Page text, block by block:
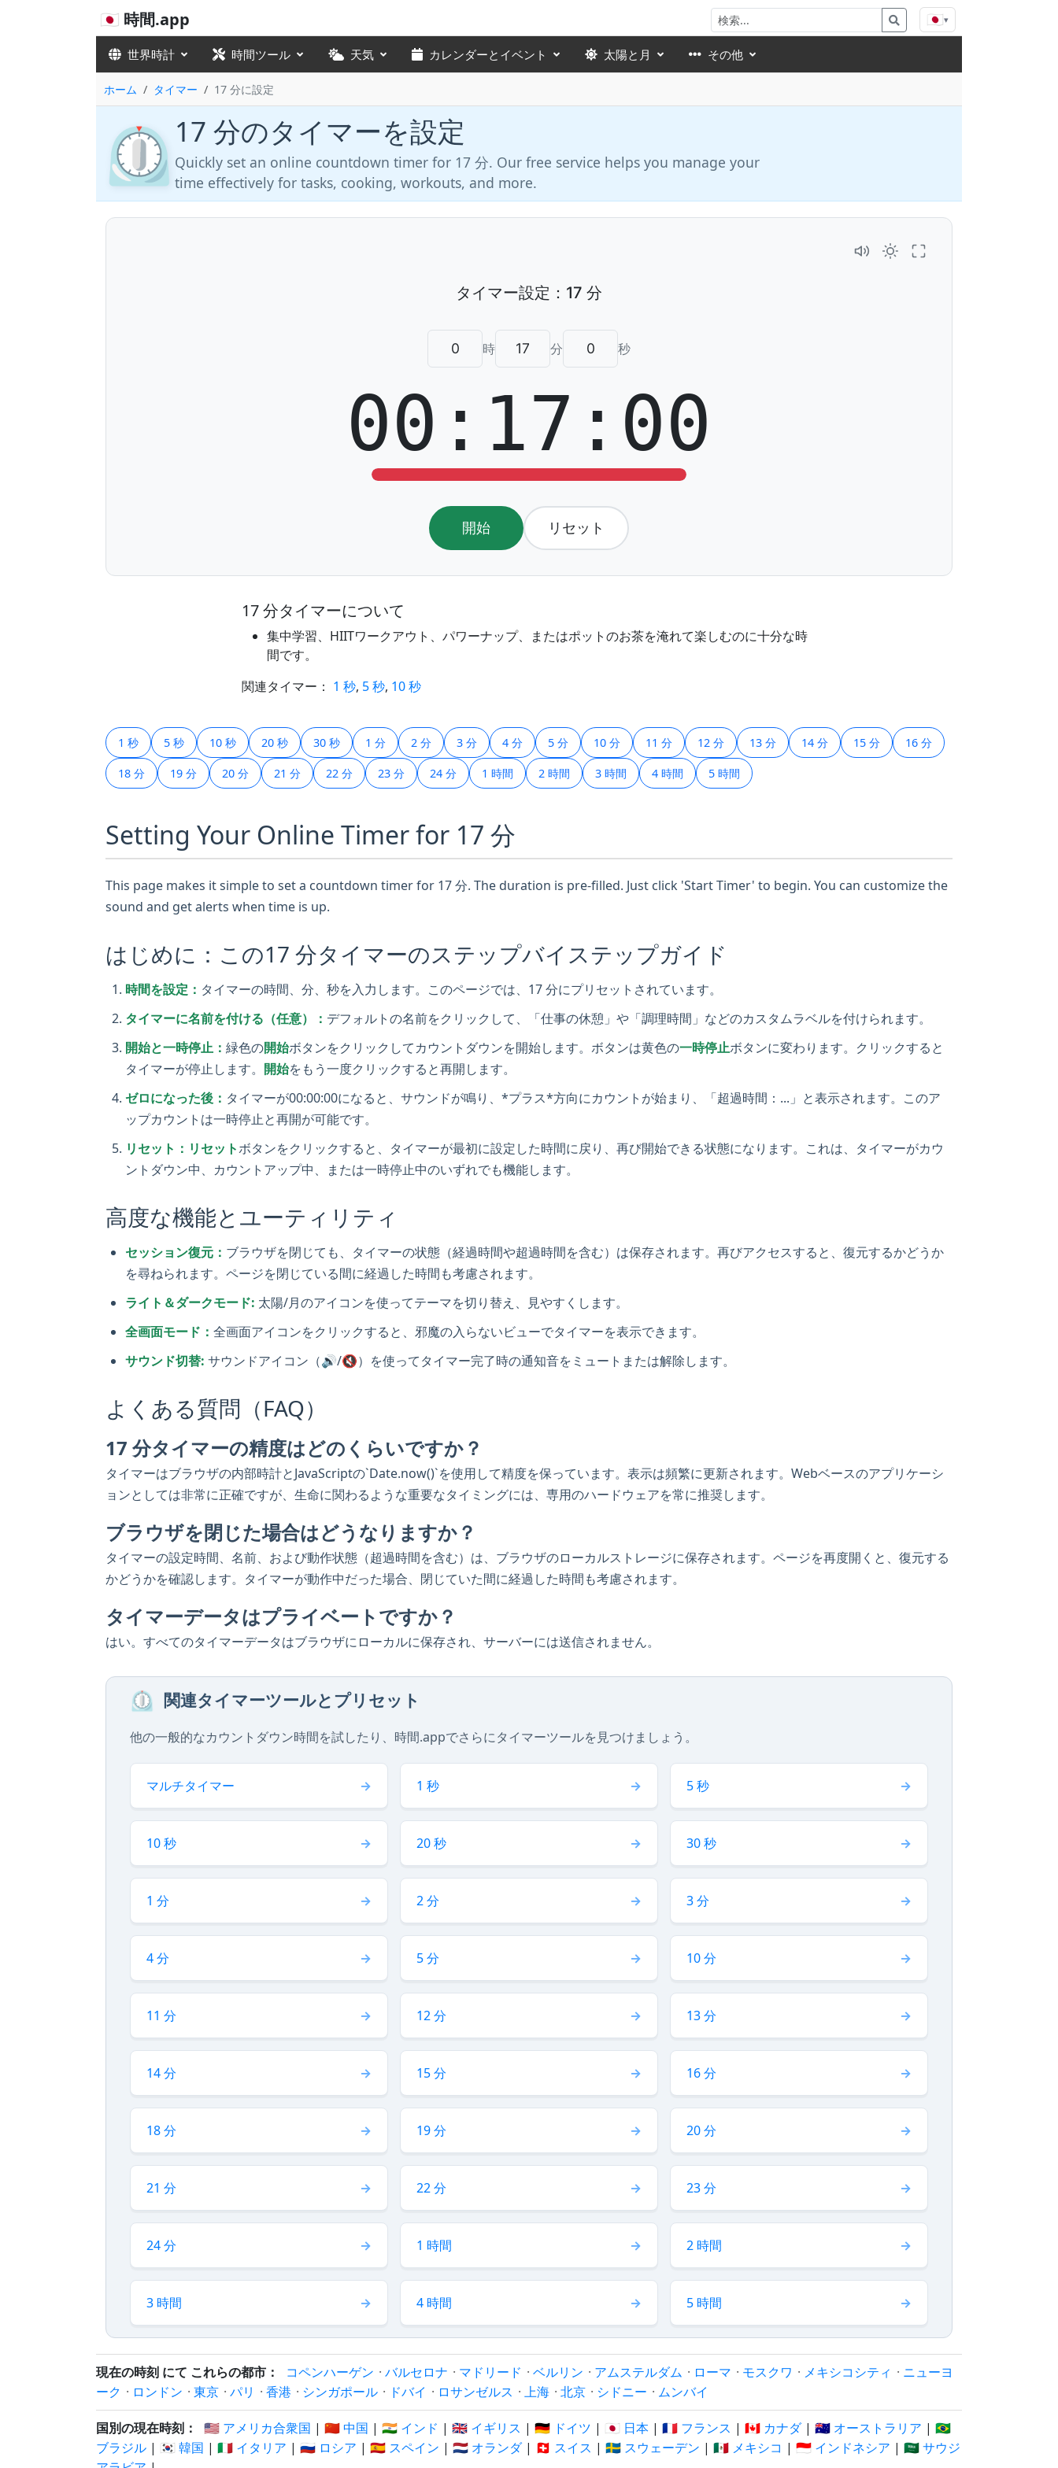
🇯🇵 時間.app 🇯🇵▾
世界時計 時間ツール 天気 カレンダーとイベント 太陽と月 その他
ホーム タイマー 17 分に設定
⏲️ 17 分のタイマーを設定
Quickly set an online countdown timer for 17 分. Our free service helps you manage your
time effectively for tasks, cooking, workouts, and more.
時 分 秒
00:17:00
開始 リセット
17 分タイマーについて
集中学習、HIITワークアウト、パワーナップ、またはポットのお茶を淹れて楽しむのに十分な時
間です。
関連タイマー： 1 秒, 5 秒, 10 秒
1 秒 5 秒 10 秒 20 秒 30 秒 1 分 2 分 3 分 4 分 5 分 10 分 11 分 12 分 13 分 14 分 15 分 16 分
18 分 19 分 20 分 21 分 22 分 23 分 24 分 1 時間 2 時間 3 時間 4 時間 5 時間
Setting Your Online Timer for 17 分
This page makes it simple to set a countdown timer for 17 分. The duration is pre-filled. Just click 'Start Timer' to begin. You can customize the
sound and get alerts when time is up.
はじめに：この17 分タイマーのステップバイステップガイド
時間を設定： タイマーの時間、分、秒を入力します。このページでは、17 分にプリセットされています。
タイマーに名前を付ける（任意）： デフォルトの名前をクリックして、「仕事の休憩」や「調理時間」などのカスタムラベルを付けられます。
開始と一時停止： 緑色の開始ボタンをクリックしてカウントダウンを開始します。ボタンは黄色の一時停止ボタンに変わります。クリックすると
タイマーが停止します。 開始をもう一度クリックすると再開します。
ゼロになった後： タイマーが00:00:00になると、サウンドが鳴り、*プラス*方向にカウントが始まり、「超過時間：...」と表示されます。このア
ップカウントは一時停止と再開が可能です。
リセット： リセットボタンをクリックすると、タイマーが最初に設定した時間に戻り、再び開始できる状態になります。これは、タイマーがカウ
ントダウン中、カウントアップ中、または一時停止中のいずれでも機能します。
高度な機能とユーティリティ
セッション復元： ブラウザを閉じても、タイマーの状態（経過時間や超過時間を含む）は保存されます。再びアクセスすると、復元するかどうか
を尋ねられます。ページを閉じている間に経過した時間も考慮されます。
ライト＆ダークモード: 太陽/月のアイコンを使ってテーマを切り替え、見やすくします。
全画面モード： 全画面アイコンをクリックすると、邪魔の入らないビューでタイマーを表示できます。
サウンド切替: サウンドアイコン（🔊/🔇）を使ってタイマー完了時の通知音をミュートまたは解除します。
よくある質問（FAQ）
17 分タイマーの精度はどのくらいですか？
タイマーはブラウザの内部時計とJavaScriptの`Date.now()`を使用して精度を保っています。表示は頻繁に更新されます。Webベースのアプリケーシ
ョンとしては非常に正確ですが、生命に関わるような重要なタイミングには、専用のハードウェアを常に推奨します。
ブラウザを閉じた場合はどうなりますか？
タイマーの設定時間、名前、および動作状態（超過時間を含む）は、ブラウザのローカルストレージに保存されます。ページを再度開くと、復元する
かどうかを確認します。タイマーが動作中だった場合、閉じていた間に経過した時間も考慮されます。
タイマーデータはプライベートですか？
はい。すべてのタイマーデータはブラウザにローカルに保存され、サーバーには送信されません。
⏲️ 関連タイマーツールとプリセット
他の一般的なカウントダウン時間を試したり、時間.appでさらにタイマーツールを見つけましょう。
マルチタイマー 1 秒 5 秒
10 秒 20 秒 30 秒
1 分 2 分 3 分
4 分 5 分 10 分
11 分 12 分 13 分
14 分 15 分 16 分
18 分 19 分 20 分
21 分 22 分 23 分
24 分 1 時間 2 時間
3 時間 4 時間 5 時間
現在の時刻 にて これらの都市： コペンハーゲン · バルセロナ · マドリード · ベルリン · アムステルダム · ローマ · モスクワ · メキシコシティ · ニューヨ
ーク · ロンドン · 東京 · パリ · 香港 · シンガポール · ドバイ · ロサンゼルス · 上海 · 北京 · シドニー · ムンバイ
国別の現在時刻： 🇺🇸 アメリカ合衆国 | 🇨🇳 中国 | 🇮🇳 インド | 🇬🇧 イギリス | 🇩🇪 ドイツ | 🇯🇵 日本 | 🇫🇷 フランス | 🇨🇦 カナダ| 🇦🇺 オーストラリア | 🇧🇷
ブラジル | 🇰🇷 韓国 | 🇮🇹 イタリア | 🇷🇺 ロシア | 🇪🇸 スペイン | 🇳🇱 オランダ| 🇨🇭 スイス | 🇸🇪 スウェーデン | 🇲🇽 メキシコ | 🇮🇩 インドネシア | 🇸🇦 サウジ